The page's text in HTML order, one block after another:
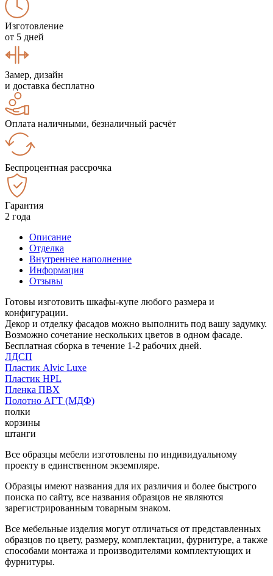
Изготовление
от 5 дней
Замер, дизайн
и доставка бесплатно
Оплата наличными, безналичный расчёт
Беспроцентная рассрочка
Гарантия
2 года
Описание
Отделка
Внутреннее наполнение
Информация
Отзывы
Готовы изготовить шкафы-купе любого размера и
конфигурации.
Декор и отделку фасадов можно выполнить под вашу задумку.
Возможно сочетание нескольких цветов в одном фасаде.
Бесплатная сборка в течение 1-2 рабочих дней.
ЛДСП
Пластик Alvic Luxe
Пластик HPL
Пленка ПВХ
Полотно АГТ (МДФ)
полки
корзины
штанги
Все образцы мебели изготовлены по индивидуальному
проекту в единственном экземпляре.
Образцы имеют названия для их различия и более быстрого
поиска по сайту, все названия образцов не являются
зарегистрированным товарным знаком.
Все мебельные изделия могут отличаться от представленных
образцов по цвету, размеру, комплектации, фурнитуре, а также
способами монтажа и производителями комплектующих и
фурнитуры.